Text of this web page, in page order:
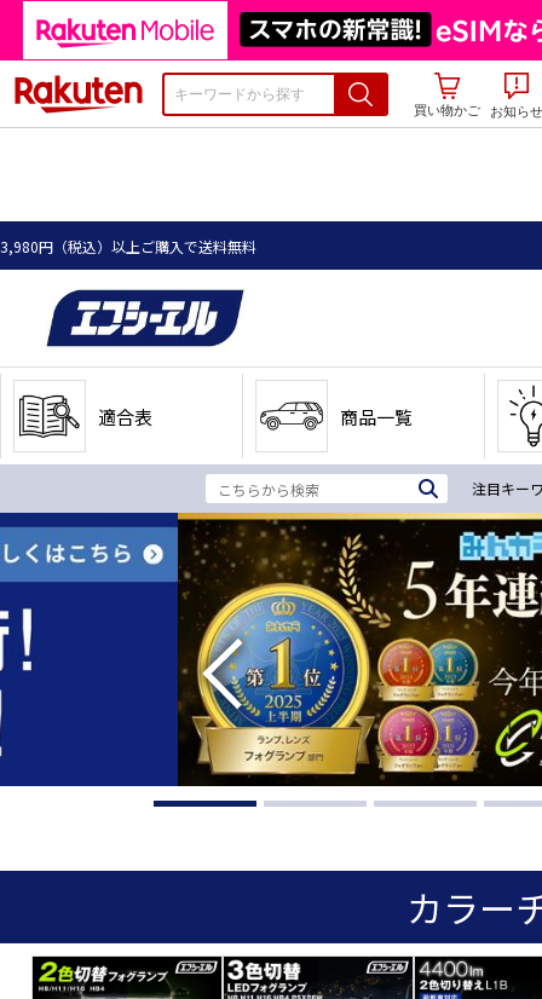
楽天市場
買い物かご
お知らせ